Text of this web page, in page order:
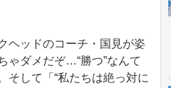
ヘッドのコーチ・国見が姿
ゃダメだぞ…“勝つ”なんて
そして「“私たちは絶っ対に